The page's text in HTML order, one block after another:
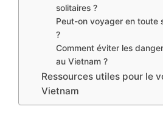
solitaires ?
Peut-on voyager en toute
?
Comment éviter les
au Vietnam ?
Ressources utiles pour le
Vietnam